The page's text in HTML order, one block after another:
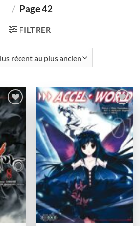
/ Page 42
FILTRER
Ajouter
à la
wishlist
Ajouter
à la
wishlist